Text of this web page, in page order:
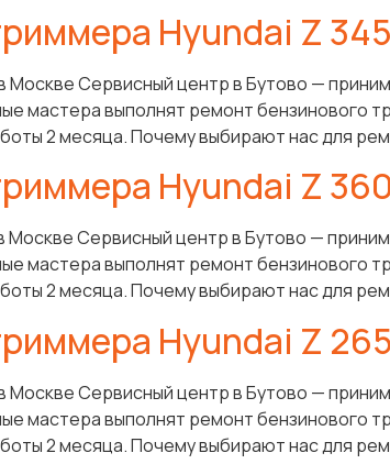
Hyundai Z
Москве Сервисный центр в Бутово —
мастера выполнят ремонт бензинового
2 месяца. Почему выбирают нас для
Hyundai Z
Москве Сервисный центр в Бутово —
мастера выполнят ремонт бензинового
2 месяца. Почему выбирают нас для
Hyundai Z
Москве Сервисный центр в Бутово —
мастера выполнят ремонт бензинового
2 месяца. Почему выбирают нас для